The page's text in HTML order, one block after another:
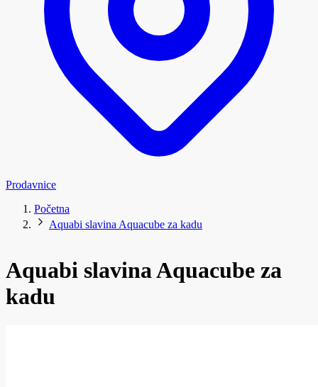
Prodavnice
Početna
Aquabi slavina Aquacube za kadu
Aquabi slavina Aquacube za
kadu